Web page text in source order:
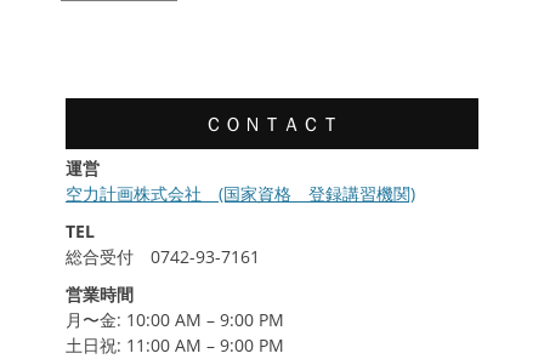
ＣＯＮＴＡＣＴ
運営
空力計画株式会社 (国家資格 登録講習機関)
TEL
総合受付 0742-93-7161
営業時間
月〜金: 10:00 AM – 9:00 PM
土日祝: 11:00 AM – 9:00 PM